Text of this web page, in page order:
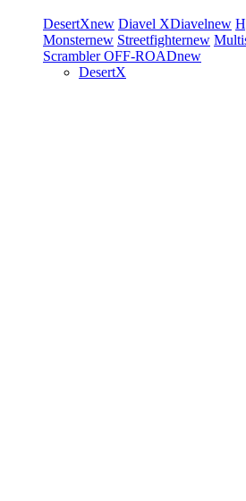
DesertXnew Diavel XDiavelnew
Monsternew Streetfighternew
ScramblerOFF-ROADnew
DesertX